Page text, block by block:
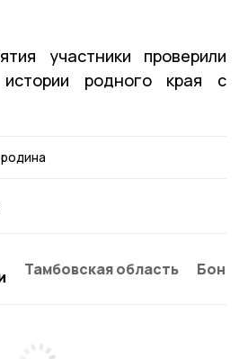
участники проверили
родного края с
Тамбовская область